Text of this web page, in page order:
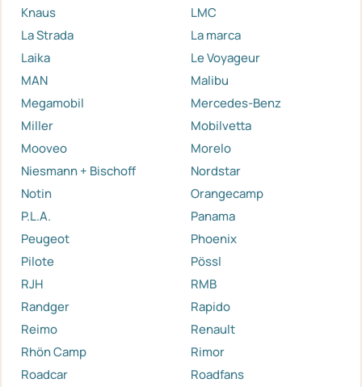
Knaus
LMC
La Strada
La marca
Laika
Le Voyageur
MAN
Malibu
Megamobil
Mercedes-Benz
Miller
Mobilvetta
Mooveo
Morelo
Niesmann + Bischoff
Nordstar
Notin
Orangecamp
P.L.A.
Panama
Peugeot
Phoenix
Pilote
Pössl
RJH
RMB
Randger
Rapido
Reimo
Renault
Rhön Camp
Rimor
Roadcar
Roadfans